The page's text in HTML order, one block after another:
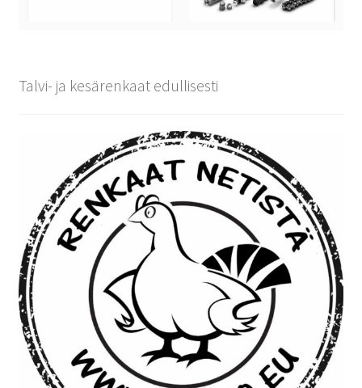
Talvi- ja kesärenkaat edullisesti